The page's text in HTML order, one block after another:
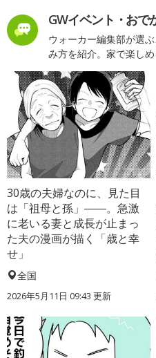
GWイベント・おで
ウォーカー編集部が選
み方を紹介。家で楽し
30歳の夫婦なのに、見た目
は「祖母と孫」――。急激
に老いる妻と成長が止まっ
た夫の漫画が描く「歳と幸
せ」
全国
2026年5月11日 09:43 更新